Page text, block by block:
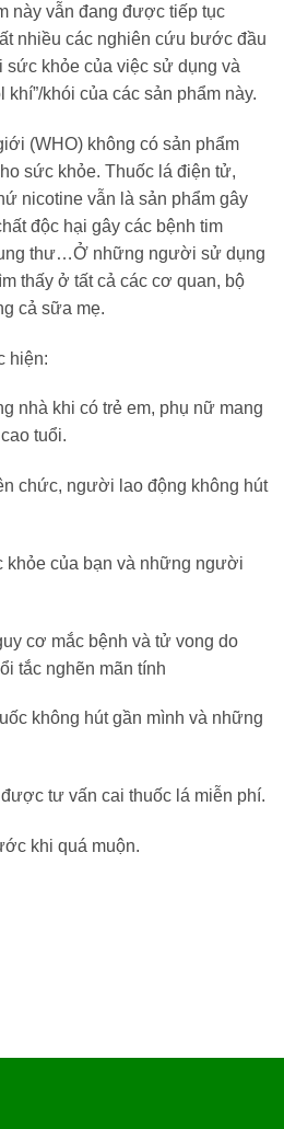
này vẫn đang được tiếp tục
nhiều các nghiên cứu bước đầu
sức khỏe của việc sử dụng và
khí”/khói của các sản phẩm này.
(WHO) không có sản phẩm
sức khỏe. Thuốc lá điện tử,
nicotine vẫn là sản phẩm gây
độc hại gây các bệnh tim
thư…Ở những người sử dụng
thấy ở tất cả các cơ quan, bộ
cả sữa mẹ.
hiện:
nhà khi có trẻ em, phụ nữ mang
tuổi.
chức, người lao động không hút
khỏe của bạn và những người
cơ mắc bệnh và tử vong do
tắc nghẽn mãn tính
không hút gần mình và những
tư vấn cai thuốc lá miễn phí.
khi quá muộn.